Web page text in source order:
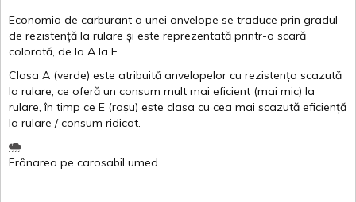
Economia de carburant a unei anvelope se traduce prin gradul
de rezistență la rulare și este reprezentată printr-o scară
colorată, de la A la E.
Clasa A (verde) este atribuită anvelopelor cu rezistența scazută
la rulare, ce oferă un consum mult mai eficient (mai mic) la
rulare,în timp ce E (roșu) este clasa cu cea mai scazută eficiență
la rulare /consum ridicat.
Frânarea pe carosabil umed